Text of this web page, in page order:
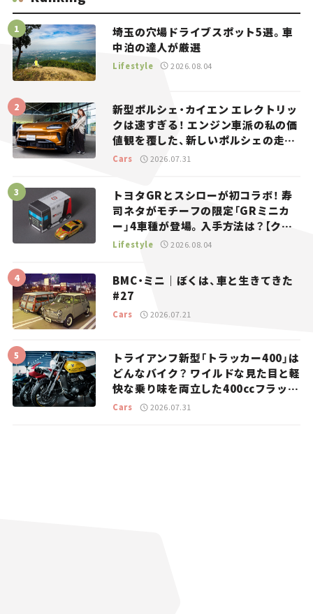
埼玉の穴場ドライブスポット5選。車
中泊の達人が厳選
Lifestyle 2026.08.04
新型ポルシェ・カイエン エレクトリッ
クは速すぎる！ エンジン車派の私の価
値観を覆した、新しいポルシェの走
り。
Cars 2026.07.31
トヨタGRとスシローが初コラボ！ 寿
司ネタがモチーフの限定「GRミニカ
ー」4車種が登場。入手方法は？【クル
マとホビー】
Lifestyle 2026.08.04
BMC・ミニ｜ぼくは、車と生きてきた
#27
Cars 2026.07.21
トライアンフ新型「トラッカー400」は
どんなバイク？ ワイルドな見た目と軽
快な乗り味を両立した400ccフラット
トラッカー【試乗レビュー】
Cars 2026.07.31